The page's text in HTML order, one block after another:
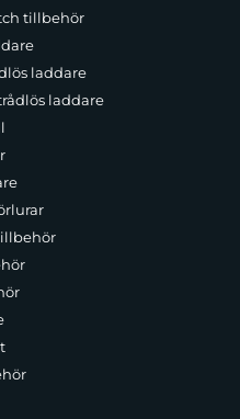
tillbehör
laddare
laddare